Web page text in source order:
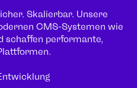
Skalierbar. Unsere
CMS-Systemen wie
schaffen performante,